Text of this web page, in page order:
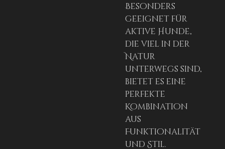
Besonders
geeignet für
aktive Hunde,
die viel in der
Natur
unterwegs sind,
bietet es eine
perfekte
Kombination
aus
Funktionalität
und Stil.